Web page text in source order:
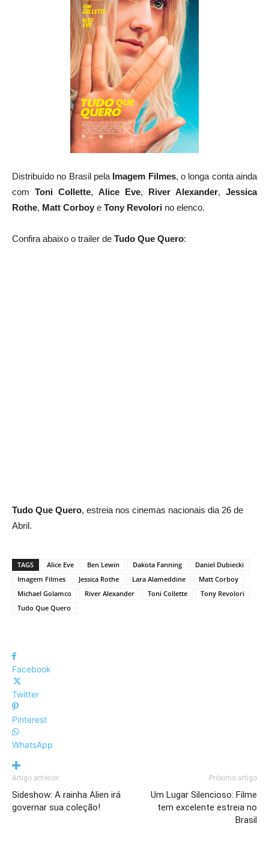
Distribuído no Brasil pela Imagem Filmes, o longa conta ainda
com Toni Collette, Alice Eve, River Alexander, Jessica
Rothe, Matt Corboy e Tony Revolori no elenco.
Confira abaixo o trailer de Tudo Que Quero:
Tudo Que Quero, estreia nos cinemas nacionais dia 26 de
Abril.
TAGS Alice Eve Ben Lewin Dakota Fanning
Daniel Dubiecki
Imagem Filmes
Jessica Rothe Lara Alameddine
Matt Corboy
Michael Golamco
River Alexander Toni Collette
Tony Revolori
Tudo Que Quero
Facebook
Twitter
Pinterest
WhatsApp
Artigo anterior
Sideshow: A rainha Alien irá
governar sua coleção!
Próximo artigo
Um Lugar Silencioso: Filme
tem excelente estreia no
Brasil